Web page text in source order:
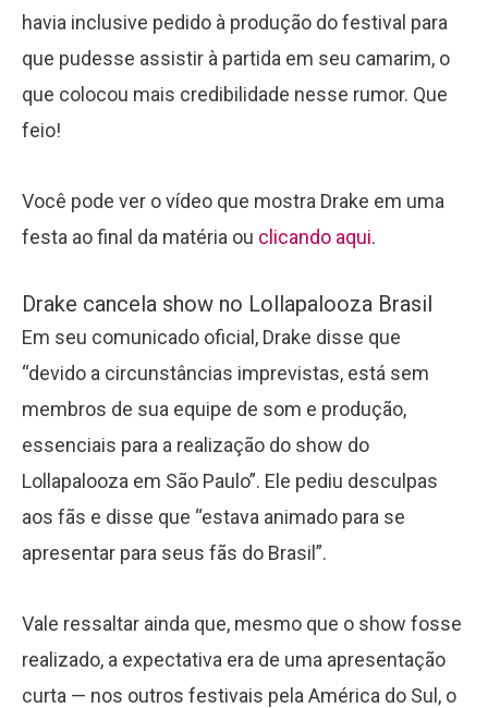
havia inclusive pedido à produção do festival para
que pudesse assistir à partida em seu camarim, o
que colocou mais credibilidade nesse rumor. Que
feio!
Você pode ver o vídeo que mostra Drake em uma
festa ao final da matéria ou clicando aqui.
Drake cancela show no Lollapalooza Brasil
Em seu comunicado oficial, Drake disse que
“devido a circunstâncias imprevistas, está sem
membros de sua equipe de som e produção,
essenciais para a realização do show do
Lollapalooza em São Paulo”. Ele pediu desculpas
aos fãs e disse que “estava animado para se
apresentar para seus fãs do Brasil”.
Vale ressaltar ainda que, mesmo que o show fosse
realizado, a expectativa era de uma apresentação
curta — nos outros festivais pela América do Sul, o